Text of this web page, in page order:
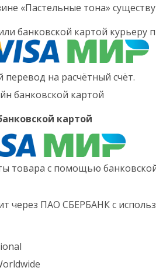
«Пастельные тона»
банковской картой курьеру
перевод на расчётный счёт.
банковской картой
картой
товара с помощью
через ПАО СБЕРБАНК с